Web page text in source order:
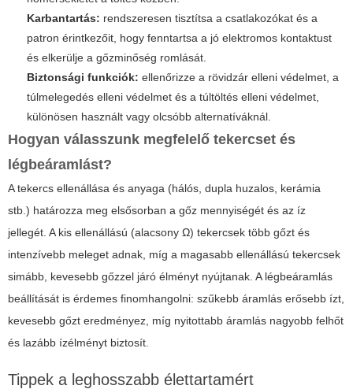
Karbantartás: rendszeresen tisztítsa a csatlakozókat és a
patron érintkezőit, hogy fenntartsa a jó elektromos kontaktust
és elkerülje a gőzminőség romlását.
Biztonsági funkciók: ellenőrizze a rövidzár elleni védelmet, a
túlmelegedés elleni védelmet és a túltöltés elleni védelmet,
különösen használt vagy olcsóbb alternatíváknál.
Hogyan válasszunk megfelelő tekercset és
légbeáramlást?
A tekercs ellenállása és anyaga (hálós, dupla huzalos, kerámia
stb.) határozza meg elsősorban a gőz mennyiségét és az íz
jellegét. A kis ellenállású (alacsony Ω) tekercsek több gőzt és
intenzívebb meleget adnak, míg a magasabb ellenállású tekercsek
simább, kevesebb gőzzel járó élményt nyújtanak. A légbeáramlás
beállítását is érdemes finomhangolni: szűkebb áramlás erősebb ízt,
kevesebb gőzt eredményez, míg nyitottabb áramlás nagyobb felhőt
és lazább ízélményt biztosít.
Tippek a leghosszabb élettartamért